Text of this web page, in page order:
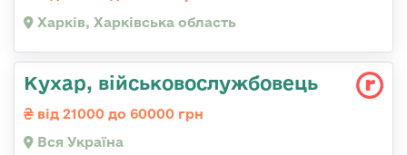
Харків, Харківська область
Кухар, військовослужбовець
від 21000 до 60000 грн
Вся Україна